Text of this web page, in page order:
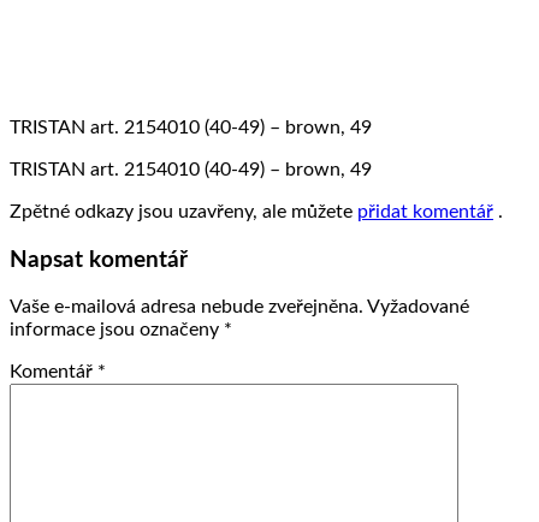
TRISTAN art. 2154010 (40-49) – brown, 49
TRISTAN art. 2154010 (40-49) – brown, 49
Zpětné odkazy jsou uzavřeny, ale můžete přidat komentář .
Napsat komentář
Vaše e-mailová adresa nebude zveřejněna. Vyžadované
informace jsou označeny *
Komentář *